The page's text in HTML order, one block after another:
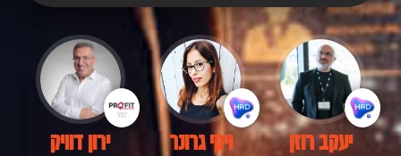
יעקב רוזן ויקי גרונר ירון דוויק